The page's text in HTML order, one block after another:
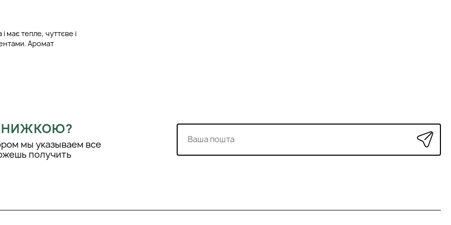
має тепле, чуттєве і
Аромат
з характером - він
особливих випадків.
розкривається
горіха,
композиція
мы указываем все
получить